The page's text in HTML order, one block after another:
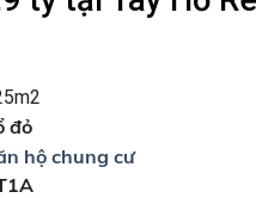
đỏ
hộ chung cư